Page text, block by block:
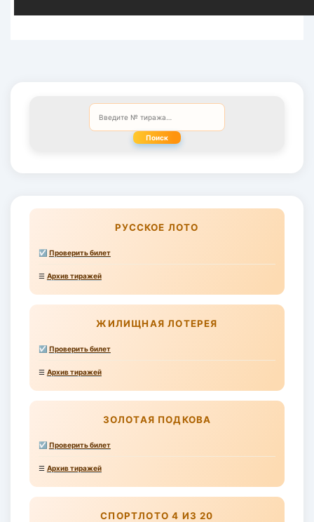
Поиск
РУССКОЕ ЛОТО
☑ Проверить билет
☰ Архив тиражей
ЖИЛИЩНАЯ ЛОТЕРЕЯ
☑ Проверить билет
☰ Архив тиражей
ЗОЛОТАЯ ПОДКОВА
☑ Проверить билет
☰ Архив тиражей
СПОРТЛОТО 4 ИЗ 20